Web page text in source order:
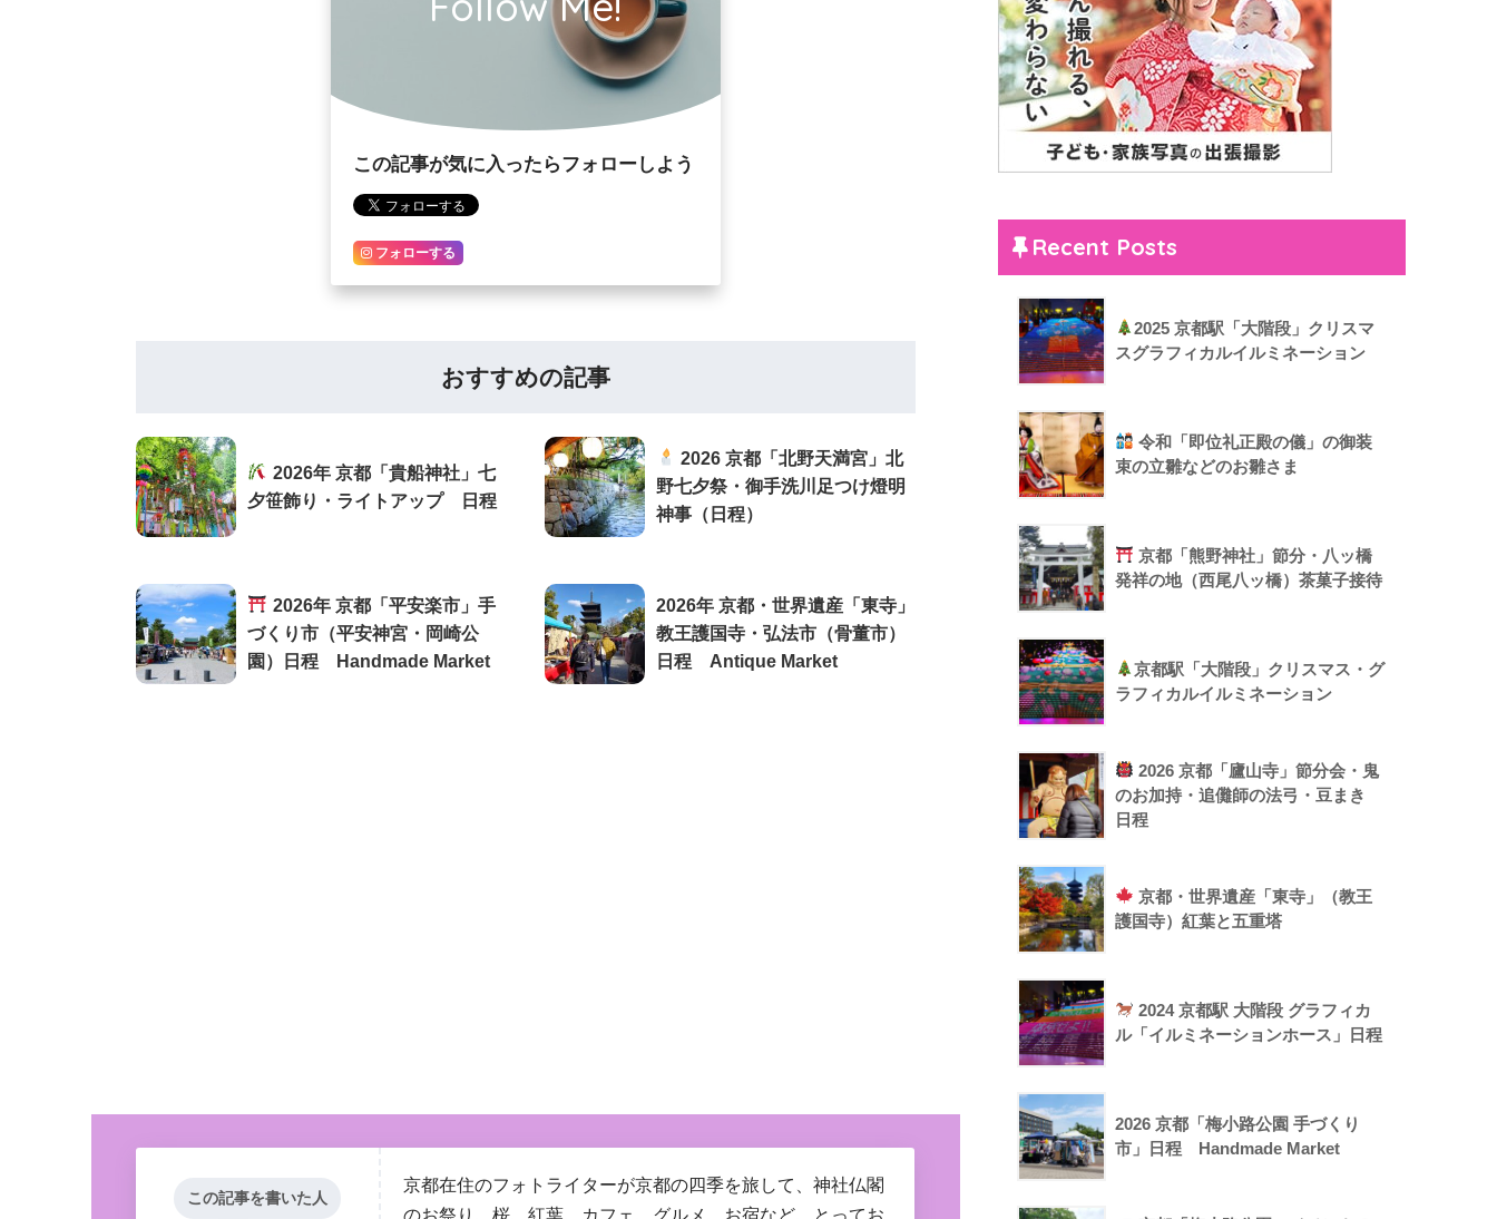
この記事が気に入ったらフォローしよう
フォローする
おすすめの記事
2026年 京都「貴船神社」七
夕笹飾り・ライトアップ 日程
2026 京都「北野天満宮」北
野七夕祭・御手洗川足つけ燈明
神事（日程）
2026年 京都「平安楽市」手
づくり市（平安神宮・岡崎公
園）日程 Handmade Market
2026年 京都・世界遺産「東寺」
教王護国寺・弘法市（骨董市）
日程 Antique Market
この記事を書いた人
京都在住のフォトライターが京都の四季を旅して、神社仏閣
のお祭り、桜、紅葉、カフェ、グルメ、お宿など、とってお
Recent Posts
2025 京都駅「大階段」クリスマ
スグラフィカルイルミネーション
令和「即位礼正殿の儀」の御装
束の立雛などのお雛さま
京都「熊野神社」節分・八ッ橋
発祥の地（西尾八ッ橋）茶菓子接待
京都駅「大階段」クリスマス・グ
ラフィカルイルミネーション
2026 京都「廬山寺」節分会・鬼
のお加持・追儺師の法弓・豆まき
日程
京都・世界遺産「東寺」（教王
護国寺）紅葉と五重塔
2024 京都駅 大階段 グラフィカ
ル「イルミネーションホース」日程
2026 京都「梅小路公園 手づくり
市」日程 Handmade Market